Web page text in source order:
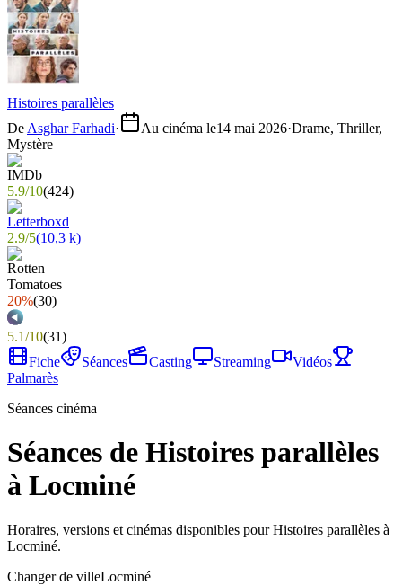
Histoires parallèles
De Asghar Farhadi· Au cinéma le14 mai 2026·Drame, Thriller,
Mystère
5.9/10(424)
2.9/5(10,3 k)
20%(30)
5.1/10(31)
Fiche
Séances Casting Streaming
Vidéos
Palmarès
Séances cinéma
Séances de Histoires parallèles
à Locminé
Horaires, versions et cinémas disponibles pour Histoires parallèles à
Locminé.
Changer de villeLocminé